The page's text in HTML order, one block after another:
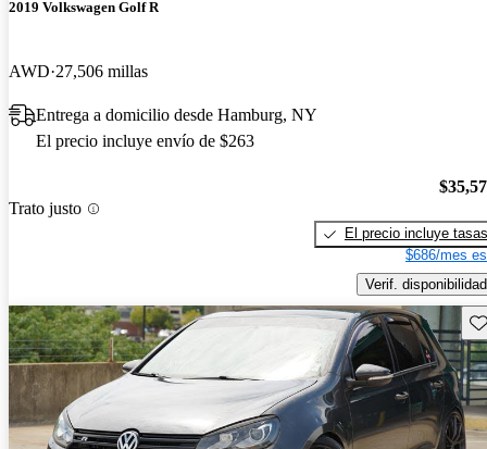
2019 Volkswagen Golf R
AWD 27,506 millas
Entrega a domicilio desde Hamburg, NY
El precio incluye envío de $263
Trato justo
El precio incluye tasas
$686/mes
Verif. disponibilidad